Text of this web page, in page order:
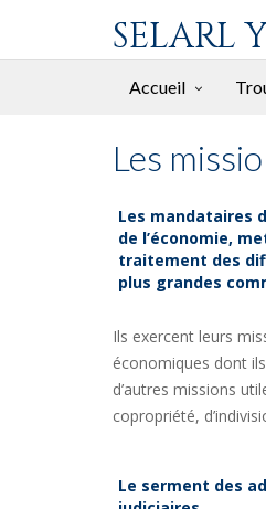
Accueil
Les
Les mandataires
de l’économie,
traitement des
plus grandes
Ils exercent leurs
économiques dont
d’autres missions
copropriété,
Le serment des